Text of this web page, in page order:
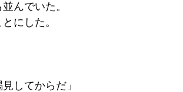
んでいた。
にした。
してからだ」